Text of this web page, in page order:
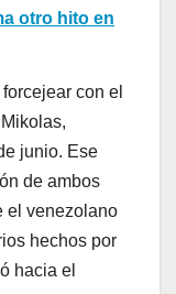
otro hito en
con el
junio. Ese
de ambos
el venezolano
hechos por
hacia el